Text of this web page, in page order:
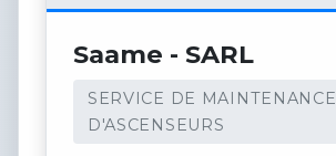
Saame - SARL
SERVICE DE MAINTENANCE
D'ASCENSEURS